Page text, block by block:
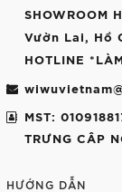
SHOWROOM
Vườn Lai, Hồ
HOTLINE
MST:
TRƯNG CÂP
HƯỚNG DẪN